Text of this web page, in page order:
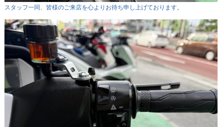
スタッフ一同、皆様のご来店を心よりお待ち申し上げております。